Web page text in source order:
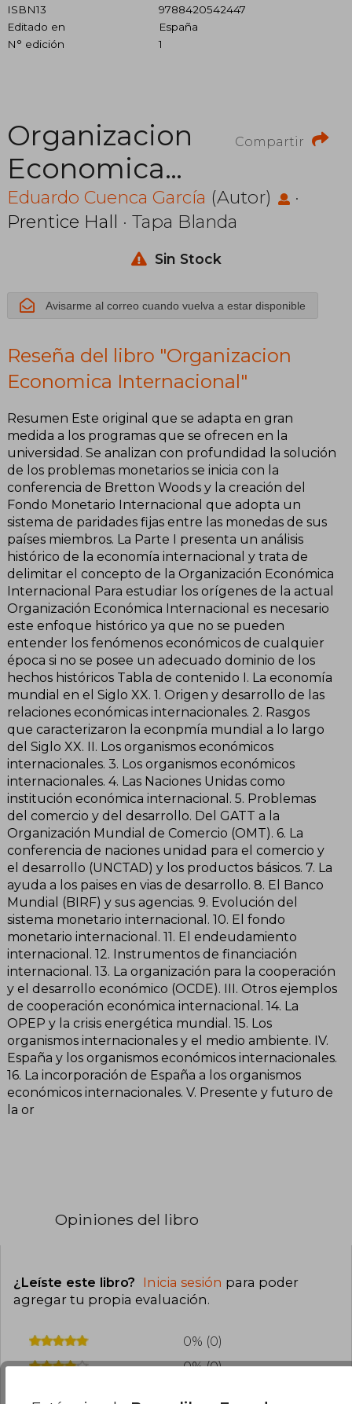
ISBN13
9788420542447
Editado en
España
N° edición
1
Compartir
Organizacion
Economica
Internacional
Eduardo Cuenca García (Autor)
·
Prentice Hall · Tapa Blanda
Sin Stock
Avisarme al correo cuando vuelva a estar disponible
Reseña del libro "Organizacion
Economica Internacional"
Resumen Este original que se adapta en gran
medida a los programas que se ofrecen en la
universidad. Se analizan con profundidad la solución
de los problemas monetarios se inicia con la
conferencia de Bretton Woods y la creación del
Fondo Monetario Internacional que adopta un
sistema de paridades fijas entre las monedas de sus
países miembros. La Parte I presenta un análisis
histórico de la economía internacional y trata de
delimitar el concepto de la Organización Económica
Internacional Para estudiar los orígenes de la actual
Organización Económica Internacional es necesario
este enfoque histórico ya que no se pueden
entender los fenómenos económicos de cualquier
época si no se posee un adecuado dominio de los
hechos históricos Tabla de contenido I. La economía
mundial en el Siglo XX. 1. Origen y desarrollo de las
relaciones económicas internacionales. 2. Rasgos
que caracterizaron la econpmía mundial a lo largo
del Siglo XX. II. Los organismos económicos
internacionales. 3. Los organismos económicos
internacionales. 4. Las Naciones Unidas como
institución económica internacional. 5. Problemas
del comercio y del desarrollo. Del GATT a la
Organización Mundial de Comercio (OMT). 6. La
conferencia de naciones unidad para el comercio y
el desarrollo (UNCTAD) y los productos básicos. 7. La
ayuda a los paises en vias de desarrollo. 8. El Banco
Mundial (BIRF) y sus agencias. 9. Evolución del
sistema monetario internacional. 10. El fondo
monetario internacional. 11. El endeudamiento
internacional. 12. Instrumentos de financiación
internacional. 13. La organización para la cooperación
y el desarrollo económico (OCDE). III. Otros ejemplos
de cooperación económica internacional. 14. La
OPEP y la crisis energética mundial. 15. Los
organismos internacionales y el medio ambiente. IV.
España y los organismos económicos internacionales.
16. La incorporación de España a los organismos
económicos internacionales. V. Presente y futuro de
la or
Opiniones del libro
¿Leíste este libro? Inicia sesión para poder
agregar tu propia evaluación.
0% (0)
0% (0)